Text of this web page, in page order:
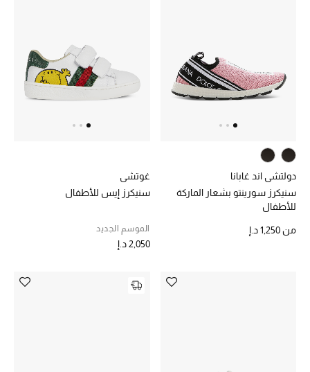
دولتشي اند غابانا
سنيكرز سورينتو بشعار الماركة
للأطفال
من1,250 د.إ
غوتشي
سنيكرز إيس للأطفال
الموسم الجديد
2,050 د.إ